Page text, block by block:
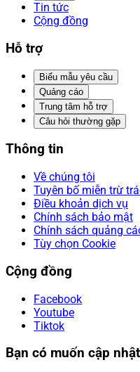
Tin tức
Cộng đồng
Hỗ trợ
Biểu mẫu yêu cầu
Quảng cáo
Trung tâm hỗ trợ
Câu hỏi thường gặp
Thông tin
Về chúng tôi
Tuyên bố miễn trừ
Điều khoản dịch vụ
Chính sách bảo mật
Chính sách quảng
Tùy chọn Cookie
Cộng đồng
Facebook
Youtube
Tiktok
Bạn có muốn cập